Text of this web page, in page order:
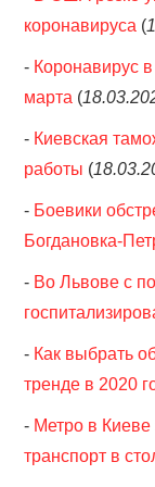
коронавируса (
- Коронавирус
марта (
- Киевская
работы (
- Боевики
Богдановка-
- Во Львове с
- Как выбрать
тренде в 2020
- Метро в Киеве
транспорт в